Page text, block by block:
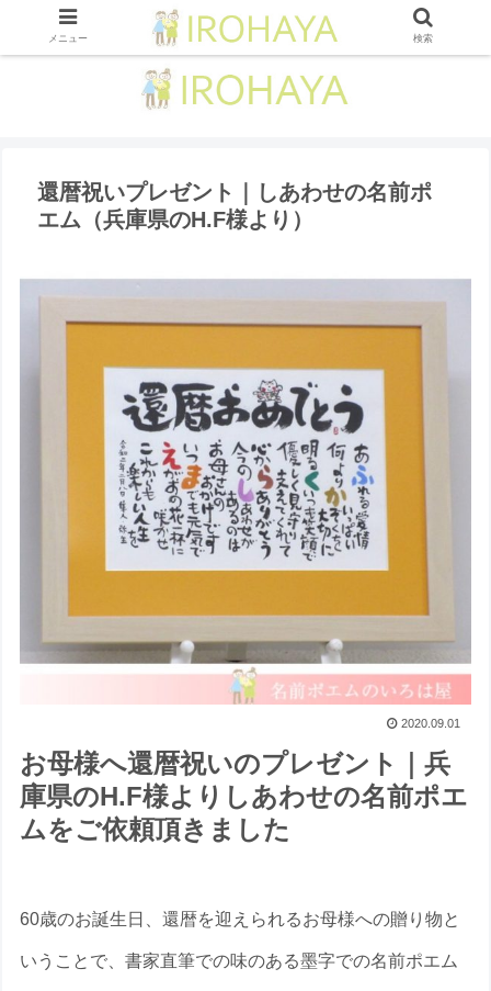
還暦祝いプレゼント｜しあわせの名前ポ
エム（兵庫県のH.F様より ）
2020.09.01
お母様へ還暦祝いのプレゼント｜兵
庫県のH.F様よりしあわせの名前ポエ
ムをご依頼頂きました
60歳のお誕生日、還暦を迎えられるお母様への贈り物と
いうことで、書家直筆での味のある墨字での名前ポエム
メニュー 検索